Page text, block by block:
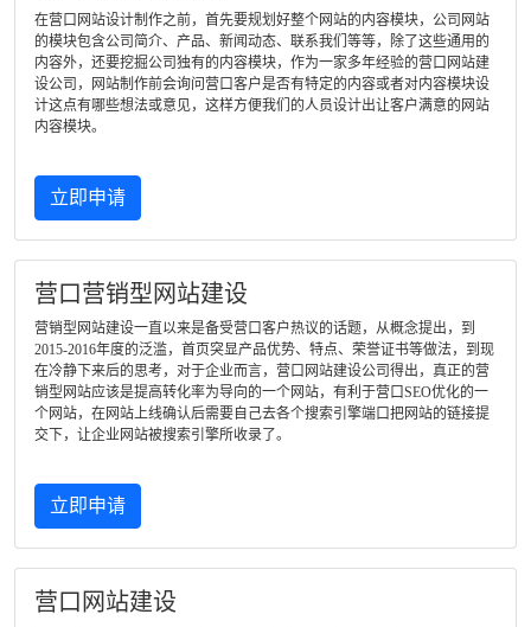
在营口网站设计制作之前，首先要规划好整个网站的内容模块，公司网站
的模块包含公司简介、产品、新闻动态、联系我们等等，除了这些通用的
内容外，还要挖掘公司独有的内容模块，作为一家多年经验的营口网站建
设公司，网站制作前会询问营口客户是否有特定的内容或者对内容模块设
计这点有哪些想法或意见，这样方便我们的人员设计出让客户满意的网站
内容模块。
立即申请
营口营销型网站建设
营销型网站建设一直以来是备受营口客户热议的话题，从概念提出，到
2015-2016年度的泛滥，首页突显产品优势、特点、荣誉证书等做法，到现
在冷静下来后的思考，对于企业而言，营口网站建设公司得出，真正的营
销型网站应该是提高转化率为导向的一个网站，有利于营口SEO优化的一
个网站，在网站上线确认后需要自己去各个搜索引擎端口把网站的链接提
交下，让企业网站被搜索引擎所收录了。
立即申请
营口网站建设